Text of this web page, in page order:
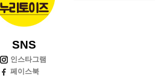
SNS
인스타그램
페이스북